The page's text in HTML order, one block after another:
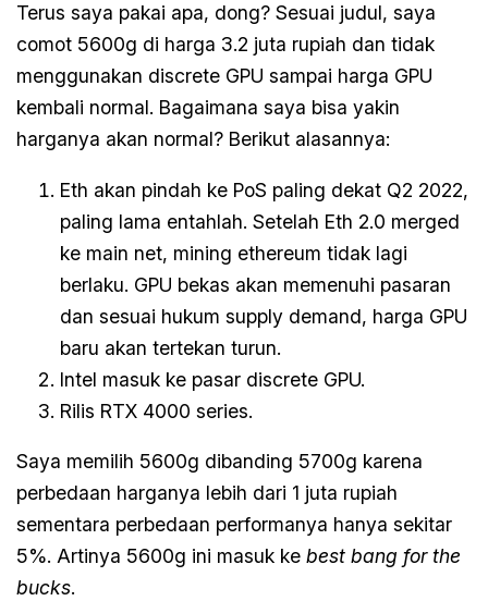
Terus saya pakai apa, dong? Sesuai judul, saya
comot 5600g di harga 3.2 juta rupiah dan tidak
menggunakan discrete GPU sampai harga GPU
kembali normal. Bagaimana saya bisa yakin
harganya akan normal? Berikut alasannya:
Eth akan pindah ke PoS paling dekat Q2 2022,
paling lama entahlah. Setelah Eth 2.0 merged
ke main net, mining ethereum tidak lagi
berlaku. GPU bekas akan memenuhi pasaran
dan sesuai hukum supply demand, harga GPU
baru akan tertekan turun.
Intel masuk ke pasar discrete GPU.
Rilis RTX 4000 series.
Saya memilih 5600g dibanding 5700g karena
perbedaan harganya lebih dari 1 juta rupiah
sementara perbedaan performanya hanya sekitar
5%. Artinya 5600g ini masuk kebest bang for the
bucks.